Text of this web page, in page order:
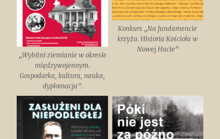
„Wybitni ziemianie w okresie
międzywojennym.
Gospodarka, kultura, nauka,
dyplomacja”.
Konkurs „Na fundamencie
krzyża. Historia Kościoła w
Nowej Hucie”